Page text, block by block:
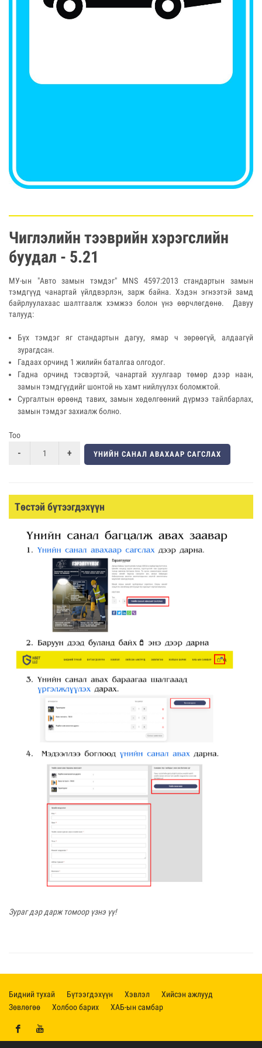
Чиглэлийн тээврийн хэрэгслийн
буудал - 5.21
МУ-ын "Авто замын тэмдэг" MNS 4597:2013 стандартын замын
тэмдгүүд чанартай үйлдвэрлэн, зарж байна. Хэдэн эгнээтэй замд
байрлуулахаас шалтгаалж хэмжээ болон үнэ өөрчлөгдөнө. Давуу
талууд:
Бүх тэмдэг яг стандартын дагуу, ямар ч зөрөөгүй, алдаагүй
зурагдсан.
Гадаах орчинд 1 жилийн баталгаа олгодог.
Гадна орчинд тэсвэртэй, чанартай хуулгаар төмөр дээр наан,
замын тэмдгүүдийг шонтой нь хамт нийлүүлэх боломжтой.
Сургалтын өрөөнд тавих, замын хөдөлгөөний дүрмээ тайлбарлах,
замын тэмдэг захиалж болно.
Тоо
ҮНИЙН САНАЛ АВАХААР САГСЛАХ
Төстэй бүтээгдэхүүн
Зураг дэр дарж томоор үзнэ үү!
Бидний тухай Бүтээгдэхүүн Хэвлэл
Хийсэн ажлууд
Зөвлөгөө
Холбоо барих ХАБ-ын самбар